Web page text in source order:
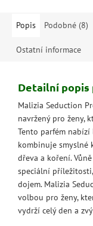
Popis
Podobné (8)
Ostatní informace
Detailní
Malizia Seduction
navržený pro ženy,
Tento parfém
kombinuje smyslné
dřeva a koření.
speciální
dojem. Malizia
volbou pro ženy,
vydrží celý den a